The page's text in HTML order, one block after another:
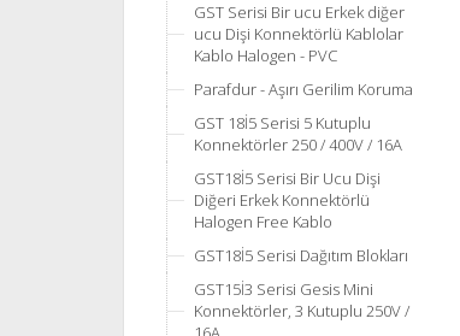
GST Serisi Bir ucu Erkek diğer
ucu Dişi Konnektörlü Kablolar
Kablo Halogen - PVC
Parafdur - Aşırı Gerilim Koruma
GST 18İ5 Serisi 5 Kutuplu
Konnektörler 250 / 400V / 16A
GST18İ5 Serisi Bir Ucu Dişi
Diğeri Erkek Konnektörlü
Halogen Free Kablo
GST18İ5 Serisi Dağıtım Blokları
GST15İ3 Serisi Gesis Mini
Konnektörler, 3 Kutuplu 250V /